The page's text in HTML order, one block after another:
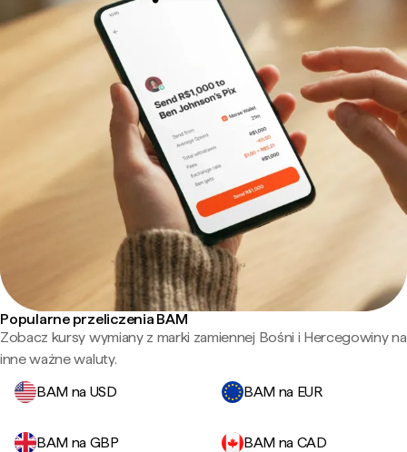
Popularne przeliczenia BAM
Zobacz kursy wymiany z marki zamiennej Bośni i Hercegowiny na
inne ważne waluty.
BAM na USD
BAM na EUR
BAM na GBP BAM na CAD